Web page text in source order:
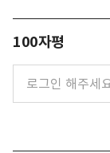
100자평